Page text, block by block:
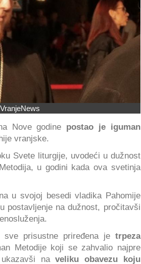
Nove godine postao je iguman
vranjske.
Svete liturgije, uvodeći u dužnost
u godini kada ova svetinja
u svojoj besedi vladika Pahomije
postavljenje na dužnost, pročitavši
prisustne priređena jetrpeza
Metodije koji se zahvalio najpre
ukazavši naveliku obavezu koju